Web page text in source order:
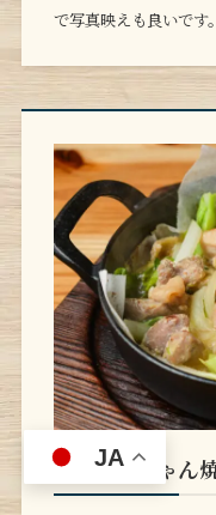
で写真映えも良いです。
飛騨 鶏ちゃん
JA